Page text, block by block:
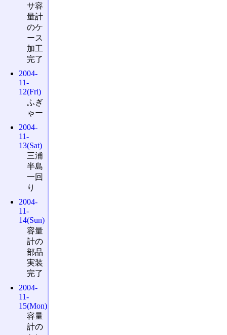
サ容
量計
のケ
ース
加工
完了
2004-
11-
12(Fri)
ふぎ
ゃー
2004-
11-
13(Sat)
三浦
半島
一回
り
2004-
11-
14(Sun)
容量
計の
部品
実装
完了
2004-
11-
15(Mon)
容量
計の